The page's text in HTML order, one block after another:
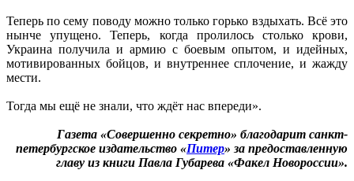
Теперь по сему поводу можно только горько вздыхать. Всё это
нынче упущено. Теперь, когда пролилось столько крови,
Украина получила и армию с боевым опытом, и идейных,
мотивированных бойцов, и внутреннее сплочение, и жажду
мести.
Тогда мы ещё не знали, что ждёт нас впереди».
Газета «Совершенно секретно» благодарит санкт-
петербургское издательство «Питер» за предоставленную
главу из книги Павла Губарева «Факел Новороссии».